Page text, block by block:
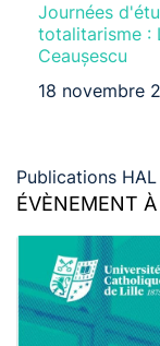
Journées
totalitarisme :
Ceaușescu
18 novembre
Publications
ÉVÈNEMENT